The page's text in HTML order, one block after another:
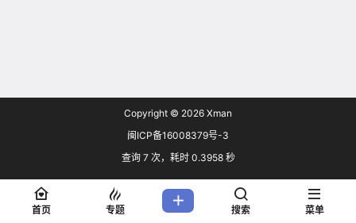
Copyright © 2026 Xman
闽ICP备16008379号-3
查询 7 次，耗时 0.3958 秒
首页 专题 搜索 菜单